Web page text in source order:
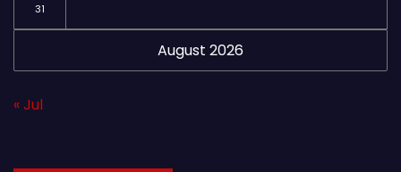
August 2026
31
« Jul